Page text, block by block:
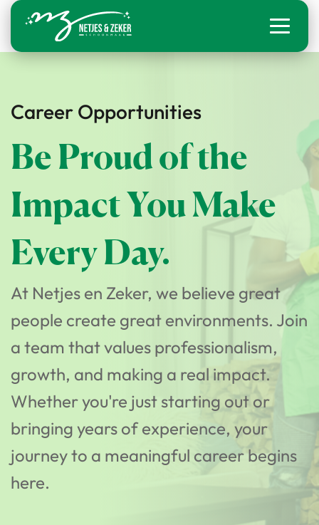
Career Opportunities
Be Proud of the
Impact You Make
Every Day.
At Netjes en Zeker, we believe great
people create great environments. Join
a team that values professionalism,
growth, and making a real impact.
Whether you're just starting out or
bringing years of experience, your
journey to a meaningful career begins
here.